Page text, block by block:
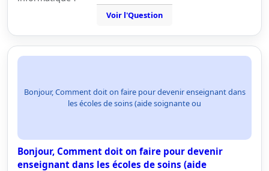
Voir l'Question
Bonjour, Comment doit on faire pour devenir enseignant dans
les écoles de soins (aide soignante ou
Bonjour, Comment doit on faire pour devenir
enseignant dans les écoles de soins (aide